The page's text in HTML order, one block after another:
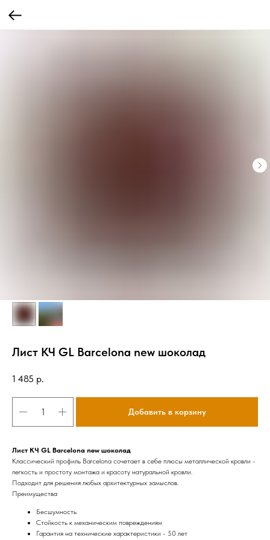
Лист КЧ GL Barсelona new шоколад
1 485 р.
Добавить в корзину
Лист КЧ GL Barсelona new шоколад
Классический профиль Barcelona сочетает в себе плюсы металлической кровли -
легкость и простоту монтажа и красоту натуральной кровли.
Подходит для решения любых архитектурных замыслов.
Преимущества
Бесшумность
Стойкость к механическим повреждениям
Гарантия на технические характеристики - 50 лет